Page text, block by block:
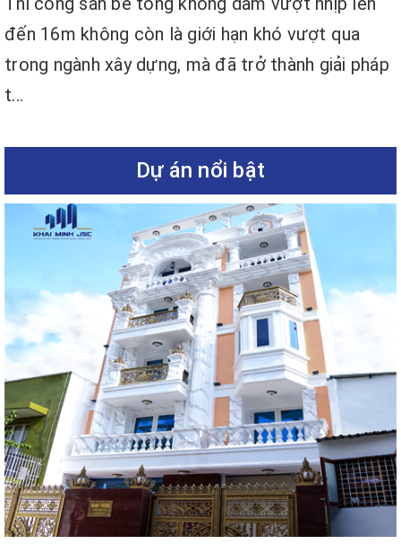
đến 16m không còn là giới hạn khó vượt qua
trong ngành xây dựng, mà đã trở thành giải pháp
t...
Dự án nổi bật